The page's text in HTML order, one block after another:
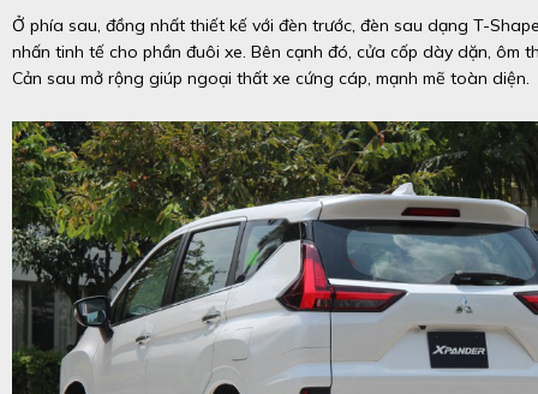
Ở phía sau, đồng nhất thiết kế với đèn trước, đèn sau dạng T-
nhấn tinh tế cho phần đuôi xe. Bên cạnh đó, cửa cốp dày dặn, ôm
Cản sau mở rộng giúp ngoại thất xe cứng cáp, mạnh mẽ toàn diện.